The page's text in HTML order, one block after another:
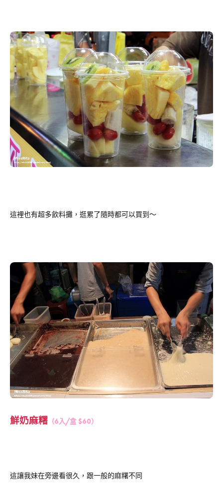
這裡也有超多飲料攤，逛累了隨時都可以買到～
鮮奶麻糬 （6入/盒 $60）
這讓我妹在旁邊看很久，跟一般的麻糬不同